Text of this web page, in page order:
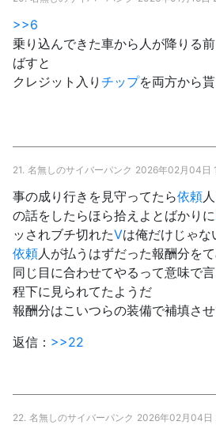
>>6
乗り込んできた車から人が降りる
ばすと
クレジット入り チップを両方から
21. 名無しのサイバーパンク 2026年02月04日
事の成り行きを見守ってたら依頼
の話をしたらほら拾えよとばかりに
ッされブチ切れたVは俺だけじゃな
依頼人が払うはずだった報酬分を
同じ目に合わせてやるって意味で
程下に見られてたようだ
報酬分はこいつらの装備で補填さ
返信： >>22
22. 名無しのサイバーパンク 2026年02月04日